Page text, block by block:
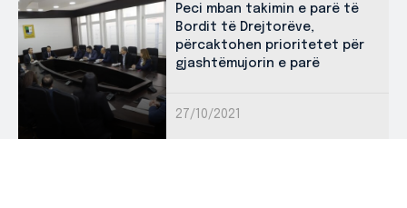
Peci mban takimin e parë të
Bordit të Drejtorëve,
përcaktohen prioritetet për
gjashtëmujorin e parë
27/10/2021